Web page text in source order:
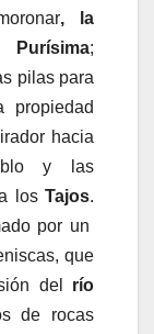
, la
;
pilas para
propiedad
hacia
y las
los Tajos.
por un
que
del río
de rocas